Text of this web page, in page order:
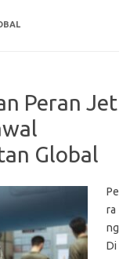
Peran Jet
Global
Pe
ra
ng
Di